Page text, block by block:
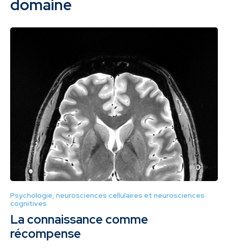
domaine
Psychologie, neurosciences cellulaires et neurosciences
cognitives
La connaissance comme
récompense